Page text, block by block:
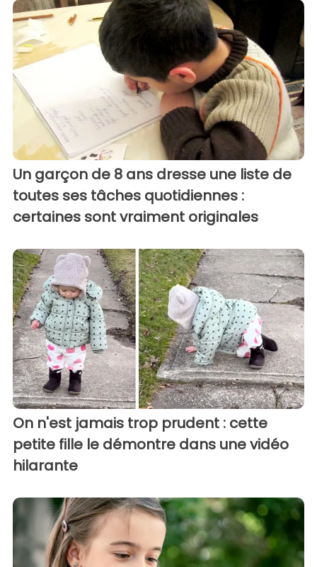
Un garçon de 8 ans dresse une liste de
toutes ses tâches quotidiennes :
certaines sont vraiment originales
On n'est jamais trop prudent : cette
petite fille le démontre dans une vidéo
hilarante